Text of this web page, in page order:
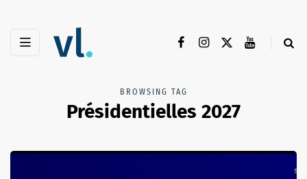
BROWSING TAG
Présidentielles 2027